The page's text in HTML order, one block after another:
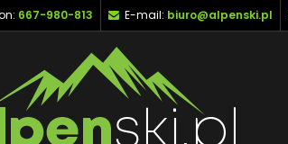
667-980-813 E-mail: biuro@alpenski.pl